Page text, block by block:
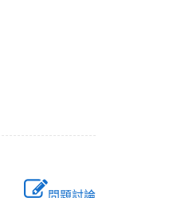
問題討論